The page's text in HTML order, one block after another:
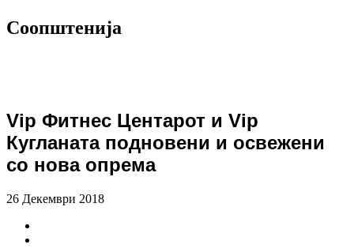
Соопштенија
Vip Фитнес Центарот и Vip
Кугланата подновени и освежени
со нова опрема
26 Декември 2018